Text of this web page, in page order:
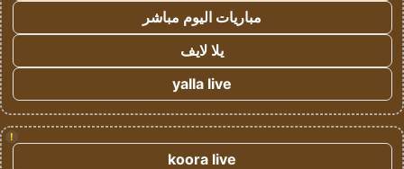
مباريات اليوم مباشر
يلا لايف
yalla live
!
koora live